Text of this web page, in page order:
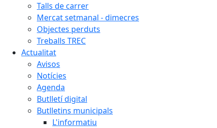
Talls de carrer
Mercat setmanal - dimecres
Objectes perduts
Treballs TREC
Actualitat
Avisos
Notícies
Agenda
Butlletí digital
Butlletins municipals
L'informatiu